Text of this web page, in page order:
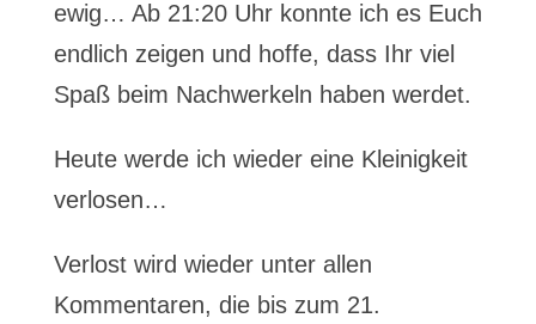
ewig… Ab 21:20 Uhr konnte ich es Euch
endlich zeigen und hoffe, dass Ihr viel
Spaß beim Nachwerkeln haben werdet.
Heute werde ich wieder eine Kleinigkeit
verlosen…
Verlost wird wieder unter allen
Kommentaren, die bis zum 21.